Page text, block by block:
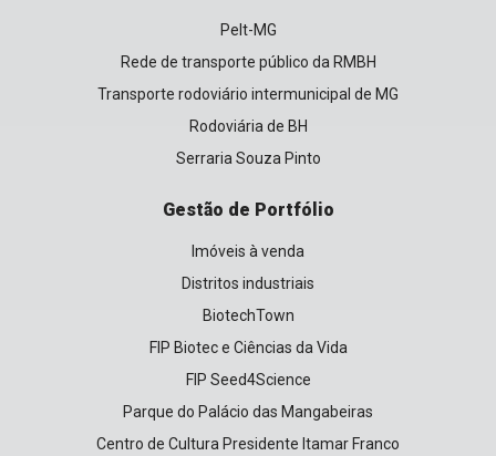
Pelt-MG
Rede de transporte público da RMBH
Transporte rodoviário intermunicipal de MG
Rodoviária de BH
Serraria Souza Pinto
Gestão de Portfólio
Imóveis à venda
Distritos industriais
BiotechTown
FIP Biotec e Ciências da Vida
FIP Seed4Science
Parque do Palácio das Mangabeiras
Centro de Cultura Presidente Itamar Franco